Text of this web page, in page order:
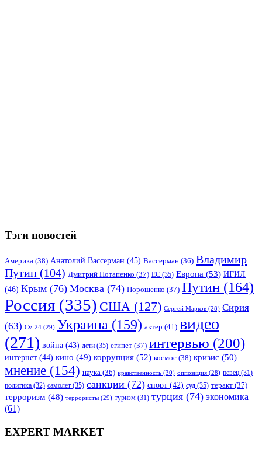
Тэги новостей
Америка (38) Анатолий Вассерман (45) Вассерман (36) Владимир
Путин (104) Дмитрий Потапенко (37) ЕС (35) Европа (53) ИГИЛ
(46) Крым (76) Москва (74) Порошенко (37) Путин (164)
Россия (335) США (127) Сергей Марков (28) Сирия
(63) Су-24 (29) Украина (159) актер (41) видео
(271) война (43) дети (35) египет (37) интервью (200)
интернет (44) кино (49) коррупция (52) космос (38) кризис (50)
мнение (154) наука (36) нравственность (30) оппозиция (28) певец (31)
политика (32) самолет (35) санкции (72) спорт (42) суд (35) теракт (37)
терроризм (48) террористы (29) туризм (31) турция (74) экономика
(61)
EXPERT MARKET